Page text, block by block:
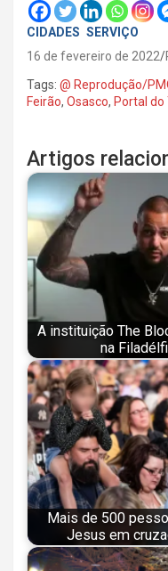
CIDADES SERVIÇO
16 de fevereiro de 2022
Tags: @ Reprodução/
Feirão, Osasco, Portal
Artigos
A instituição The
na
Mais de 500
Jesus em